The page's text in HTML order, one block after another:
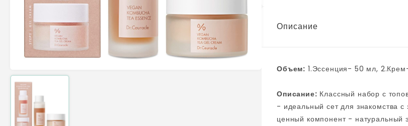
Описание
Объем: 1.Эссенция- 50 мл,
Описание:
- идеальный сет для знакомства
ценный компонент - натуральный